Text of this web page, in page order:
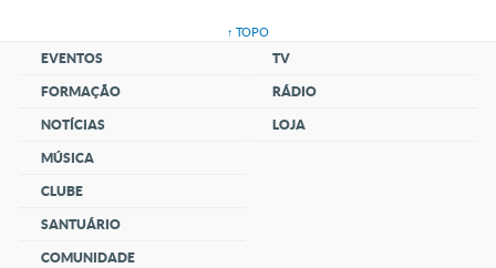
↑ TOPO
EVENTOS
FORMAÇÃO
NOTÍCIAS
MÚSICA
CLUBE
SANTUÁRIO
COMUNIDADE
TV
RÁDIO
LOJA